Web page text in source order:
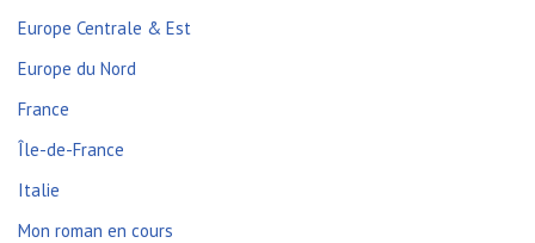
Europe Centrale & Est
Europe du Nord
France
Île-de-France
Italie
Mon roman en cours